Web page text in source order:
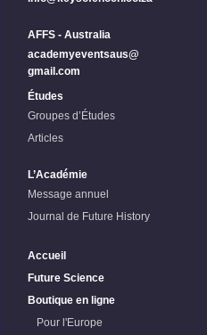
AFFS - Australia
academyeventsaus@
gmail.com
Études
Groupes d’Études
Articles
L’Académie
Message annuel
Journal de Future History
Accueil
Future Science
Boutique en ligne
Pour l'Europe